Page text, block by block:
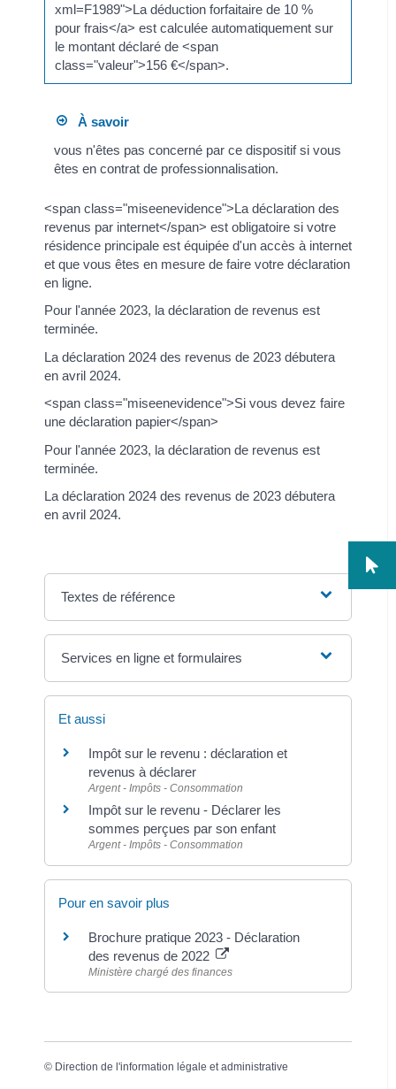
xml=F1989">La déduction forfaitaire de 10 %
pour frais</a> est calculée automatiquement sur
le montant déclaré de <span
class="valeur">156 €</span>.
À savoir
vous n'êtes pas concerné par ce dispositif si vous
êtes en contrat de professionnalisation.
<span class="miseenevidence">La déclaration des
revenus par internet</span> est obligatoire si votre
résidence principale est équipée d'un accès à internet
et que vous êtes en mesure de faire votre déclaration
en ligne.
Pour l'année 2023, la déclaration de revenus est
terminée.
La déclaration 2024 des revenus de 2023 débutera
en avril 2024.
<span class="miseenevidence">Si vous devez faire
une déclaration papier</span>
Pour l'année 2023, la déclaration de revenus est
terminée.
La déclaration 2024 des revenus de 2023 débutera
en avril 2024.
Textes de référence
Services en ligne et formulaires
Et aussi
Impôt sur le revenu : déclaration et
revenus à déclarer
Argent - Impôts - Consommation
Impôt sur le revenu - Déclarer les
sommes perçues par son enfant
Argent - Impôts - Consommation
Pour en savoir plus
Brochure pratique 2023 - Déclaration
des revenus de 2022
Ministère chargé des finances
© Direction de l'information légale et administrative